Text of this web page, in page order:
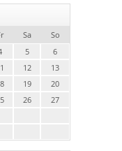
Sa
So
5
6
12
13
19
20
26
27